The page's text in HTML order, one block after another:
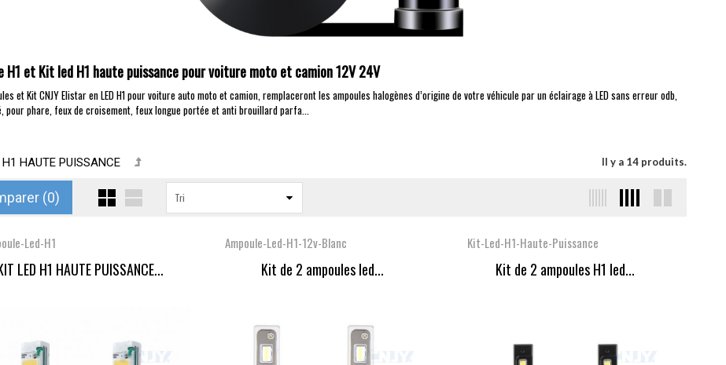
H1 et Kit led H1 haute puissance pour voiture moto et camion 12V 24V
et Kit CNJY Elistar en LED H1 pour voiture auto moto et camion, remplaceront les ampoules halogènes d’origine de votre véhicule par un éclairage à LED sans erreur odb,
pour phare, feux de croisement, feux longue portée et anti brouillard parfa...
HAUTE PUISSANCE Il y a 14 produits.
(0) Tri
Led-H1
LED H1 HAUTE PUISSANCE...
Ampoule-Led-H1-12v-Blanc
Kit de 2 ampoules led...
Kit-Led-H1-Haute-Puissance
Kit de 2 ampoules H1 led...